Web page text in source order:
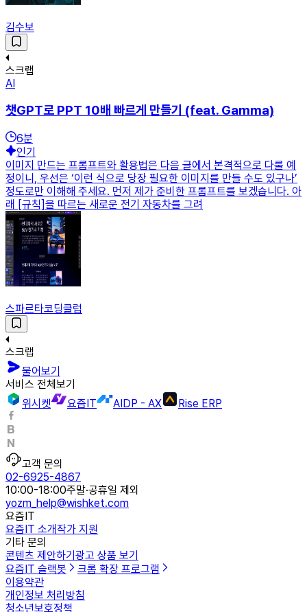
김수보
스크랩
AI
챗GPT로 PPT 10배 빠르게 만들기 (feat. Gamma)
6분
인기
이미지 만드는 프롬프트와 활용법은 다음 글에서 본격적으로 다룰 예
정이니, 우선은 ‘이런 식으로 당장 필요한 이미지를 만들 수도 있구나’
정도로만 이해해 주세요. 먼저 제가 준비한 프롬프트를 보겠습니다. 아
래 [규칙]을 따르는 새로운 전기 자동차를 그려
스파르타코딩클럽
스크랩
물어보기
서비스 전체보기
위시켓
요즘IT AIDP - AX Rise ERP
고객 문의
02-6925-4867
10:00-18:00주말·공휴일 제외
yozm_help@wishket.com
요즘IT
요즘IT 소개작가 지원
기타 문의
콘텐츠 제안하기 광고 상품 보기
요즘IT 슬랙봇
크롬 확장 프로그램
이용약관
개인정보 처리방침
청소년보호정책